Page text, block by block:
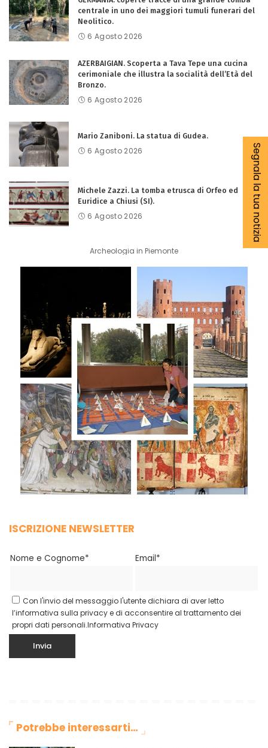
centrale in uno dei maggiori tumuli funerari del
Neolitico.
6 Agosto 2026
AZERBAIGIAN. Scoperta a Tava Tepe una cucina
cerimoniale che illustra la socialità dell’Età del
Bronzo.
6 Agosto 2026
Mario Zaniboni. La statua di Gudea.
6 Agosto 2026
Michele Zazzi. La tomba etrusca di Orfeo ed
Euridice a Chiusi (SI).
6 Agosto 2026
Archeologia in Piemonte
ISCRIZIONE NEWSLETTER
Nome e Cognome* Email*
Con l'invio del messaggio l'utente dichiara di aver letto
l’informativa sulla privacy e di acconsentire al trattamento dei
propri dati personali.Informativa Privacy
Potrebbe interessarti…
Segnala la tua notizia